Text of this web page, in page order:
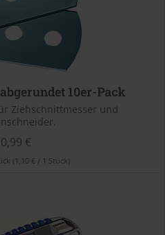
10er-Pack
Ziehschnittmesser und
€
(1,10 € / 1 Stück)